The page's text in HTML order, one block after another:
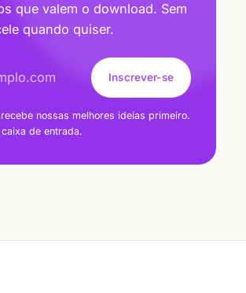
que valem o download. Sem
quando quiser.
Inscrever-se
nossas melhores ideias primeiro.
de entrada.